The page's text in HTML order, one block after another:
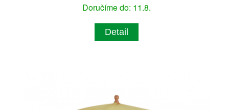
Doručíme do: 11.8.
Detail